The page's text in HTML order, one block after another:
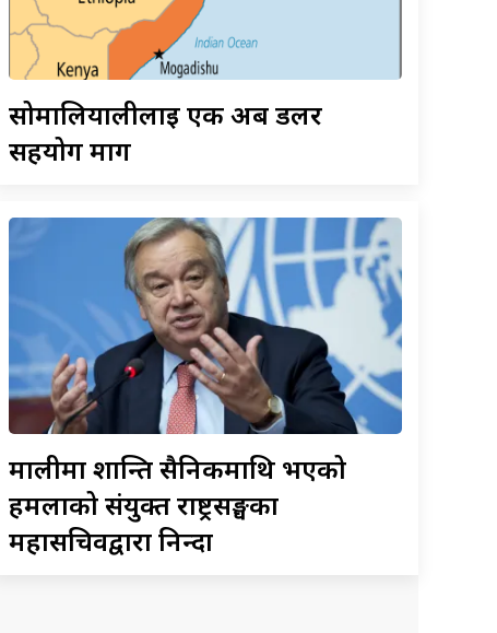
सोमालियालीलाईएक अर्ब डलर
सहयोग माग
मालीमाशान्ति सैनिकमाथि भएको
हमलाको संयुक्त राष्ट्रसङ्घका
महासचिवद्वारा निन्दा